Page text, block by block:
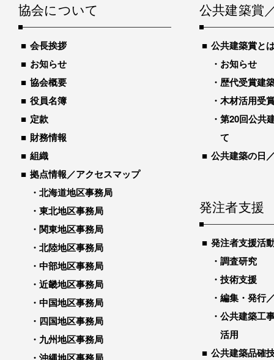
協会について
会長挨拶
お知らせ
協会概要
役員名簿
定款
財務情報
組織
拠点情報／アクセスマップ
北海道地区事務局
東北地区事務局
関東地区事務局
北陸地区事務局
中部地区事務局
近畿地区事務局
中国地区事務局
四国地区事務局
九州地区事務局
公共建築賞
公共建築賞と
お知らせ
歴代受賞建
木材活用受
第20回公共
て
公共建築の日
発注者支援
発注者支援活
調査研究
技術支援
編集・発行
公共建築工
活用
公共建築品確